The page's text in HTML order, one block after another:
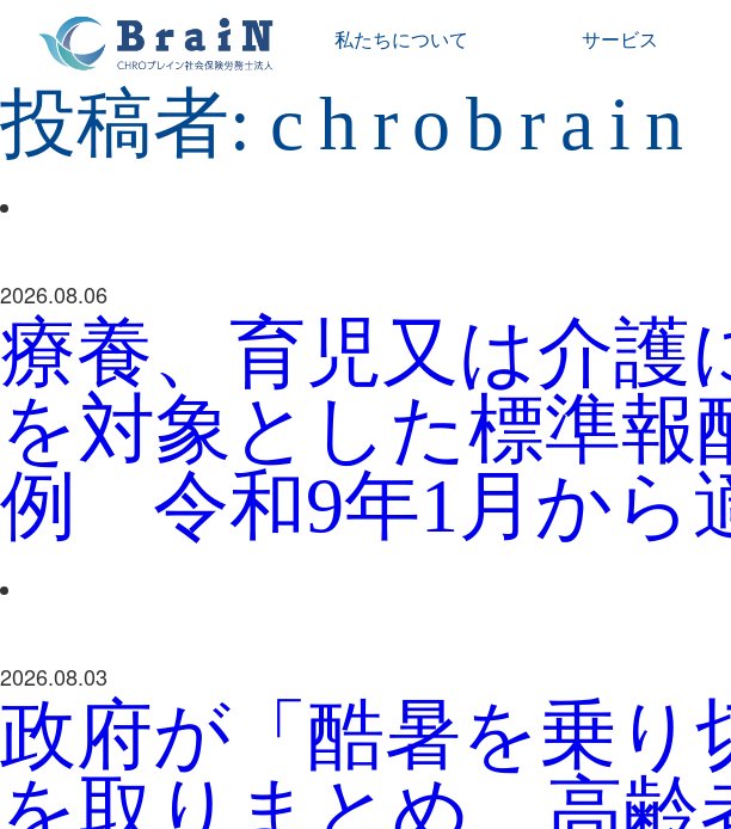
私たちについて サービス
投稿者: chrobrain
2026.08.06
療養、育児又は介護
を対象とした標準報
例 令和9年1月から
2026.08.03
政府が「酷暑を乗り
を取りまとめ 高齢